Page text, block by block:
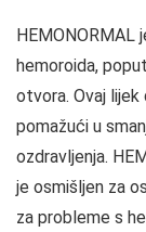
HEMONORMAL
hemoroida,
otvora. Ovaj lijek
pomažući u
ozdravljenja.
je osmišljen za
za probleme s